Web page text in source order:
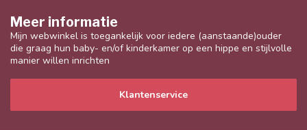
Meer informatie
Mijn webwinkel is toegankelijk voor iedere (aanstaande)ouder
die graag hun baby- en/of kinderkamer op een hippe en stijlvolle
manier willen inrichten
Klantenservice